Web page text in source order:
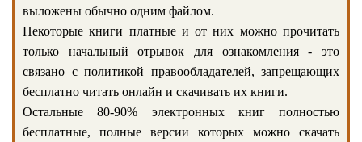
выложены обычно одним файлом.
Некоторые книги платные и от них можно прочитать
только начальный отрывок для ознакомления - это
связано с политикой правообладателей, запрещающих
бесплатно читать онлайн и скачивать их книги.
Остальные 80-90% электронных книг полностью
бесплатные, полные версии которых можно скачать